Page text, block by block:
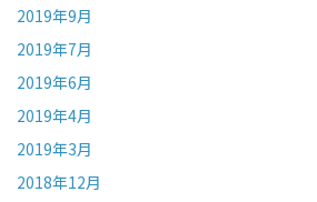
2019年9月
2019年7月
2019年6月
2019年4月
2019年3月
2018年12月